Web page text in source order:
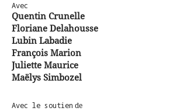
Avec
Quentin Crunelle
Floriane Delahousse
Lubin Labadie
François Marion
Juliette Maurice
Maëlys Simbozel
Avec le soutien de